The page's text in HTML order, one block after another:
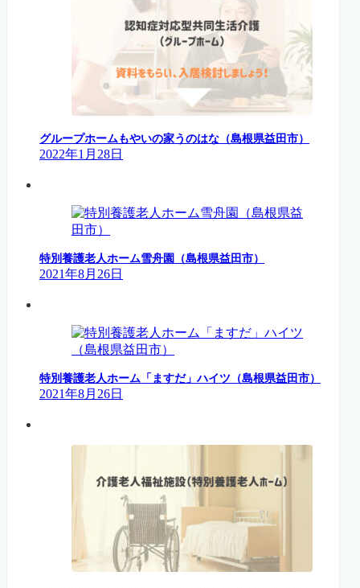
グループホームもやいの家うのはな（島根県益田市）
2022年1月28日
特別養護老人ホーム雪舟園（島根県益田市）
2021年8月26日
特別養護老人ホーム「ますだ」ハイツ（島根県益田市）
2021年8月26日